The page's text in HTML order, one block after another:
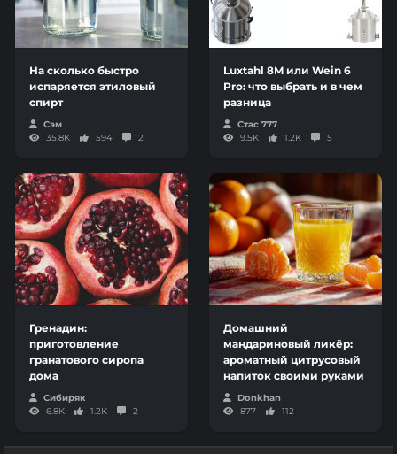
На сколько быстро
испаряется этиловый
спирт
Сэм
35.8K
594 2
Luxtahl 8M или Wein 6
Pro: что выбрать и в чем
разница
Стас 777
9.5K
1.2K 5
Гренадин:
приготовление
гранатового сиропа
дома
Сибиряк
6.8K
1.2K 2
Домашний
мандариновый ликёр:
ароматный цитрусовый
напиток своими руками
Donkhan
877
112